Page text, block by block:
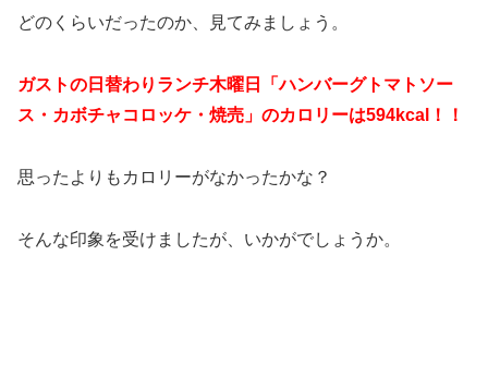
どのくらいだったのか、見てみましょう。
ガストの日替わりランチ木曜日「ハンバーグトマトソー
ス・カボチャコロッケ・焼売」のカロリーは594kcal！！
思ったよりもカロリーがなかったかな？
そんな印象を受けましたが、いかがでしょうか。